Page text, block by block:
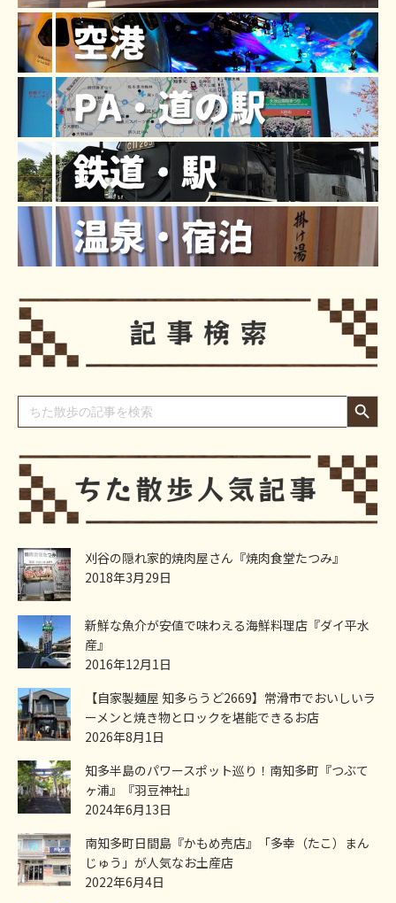
Search
for:
Search Button
刈谷の隠れ家的焼肉屋さん『焼肉食堂たつみ』
2018年3月29日
新鮮な魚介が安値で味わえる海鮮料理店『ダイ平水
産』
2016年12月1日
【自家製麺屋 知多らうど2669】常滑市でおいしいラ
ーメンと焼き物とロックを堪能できるお店
2026年8月1日
知多半島のパワースポット巡り！南知多町『つぶて
ヶ浦』『羽豆神社』
2024年6月13日
南知多町日間島『かもめ売店』「多幸（たこ）まん
じゅう」が人気なお土産店
2022年6月4日